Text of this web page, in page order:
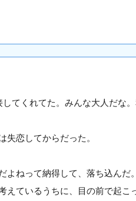
てくれてた。みんな大人だな
失恋してからだった。
ねって納得して、落ち込んだ。
えているうちに、目の前で起こ